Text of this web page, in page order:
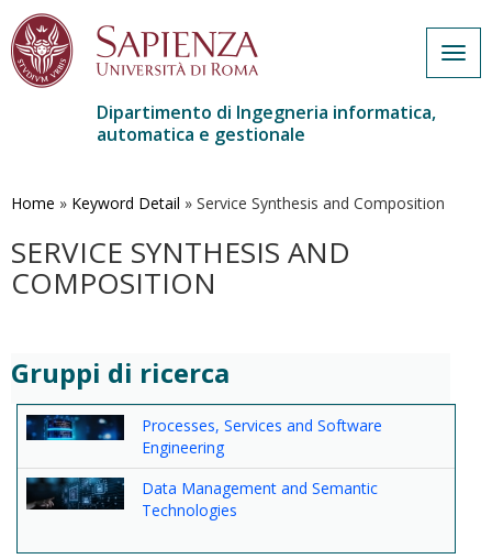
contenuto
Dipartimento di Ingegneria informatica,
automatica e gestionale
Home » Keyword Detail » Service Synthesis and Composition
SERVICE SYNTHESIS AND
COMPOSITION
Gruppi di ricerca
Processes, Services and Software
Engineering
Data Management and Semantic
Technologies